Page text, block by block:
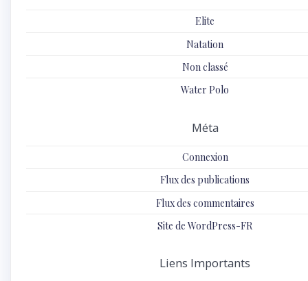
Elite
Natation
Non classé
Water Polo
Méta
Connexion
Flux des publications
Flux des commentaires
Site de WordPress-FR
Liens Importants